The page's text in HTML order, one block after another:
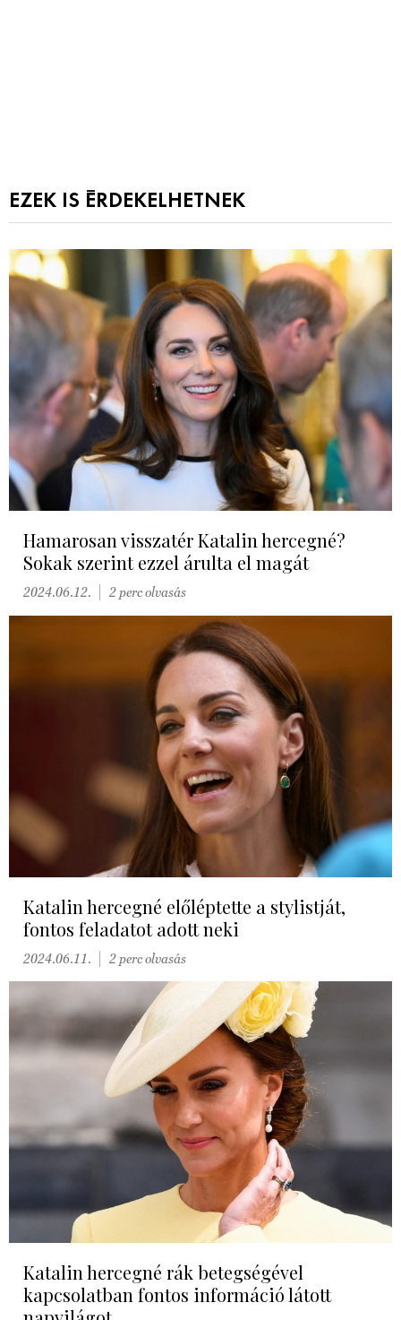
EZEK IS ÉRDEKELHETNEK
Hamarosan visszatér Katalin hercegné?
Sokak szerint ezzel árulta el magát
2024.06.12. 2 perc olvasás
Katalin hercegné előléptette a stylistját,
fontos feladatot adott neki
2024.06.11. 2 perc olvasás
Katalin hercegné rák betegségével
kapcsolatban fontos információ látott